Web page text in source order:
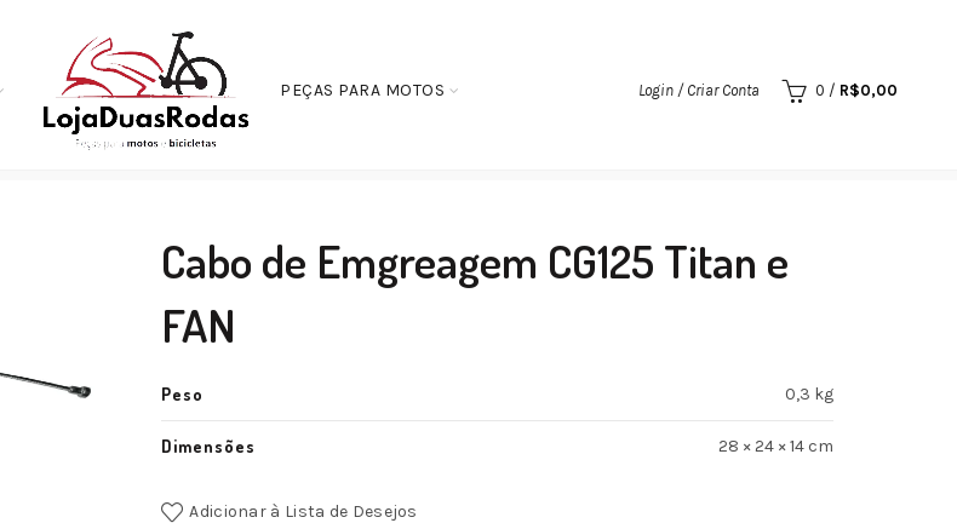
PEÇAS PARA MOTOS Login / Criar Conta 0 / R$0,00
Cabo de Emgreagem CG125 Titan e FAN
Cabo de Emgreagem CG125 Titan e
FAN
Peso 0,3 kg
Dimensões 28 × 24 × 14 cm
Adicionar à Lista de Desejos